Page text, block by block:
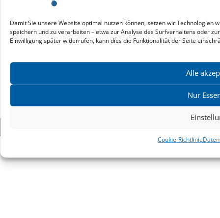
Damit Sie unsere Website optimal nutzen können, setzen wir Technologien
speichern und zu verarbeiten – etwa zur Analyse des Surfverhaltens oder
Einwilligung später widerrufen, kann dies die Funktionalität der Seite
Alle
Nur
Cookie-Richtlinie
Presseservice
Infos zur Manuskripteinreichung
Praktikumsstellen
Impressum